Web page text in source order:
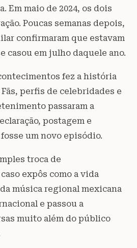
Em maio de 2024, os dois
Poucas semanas depois,
confirmaram que estavam
casou em julho daquele ano.
fez a história
perfis de celebridades e
passaram a
postagem e
um novo episódio.
troca de
expôs como a vida
música regional mexicana
e passou a
muito além do público